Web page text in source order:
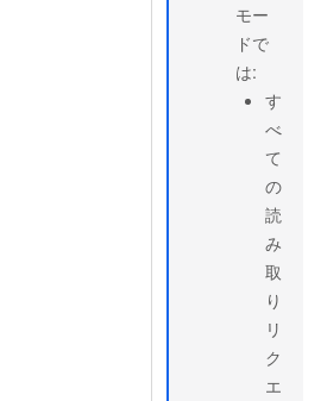
モー
ドで
は:
す
べ
て
の
読
み
取
り
リ
ク
エ